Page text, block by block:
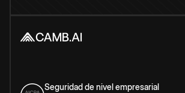
Seguridad de nivel empresarial